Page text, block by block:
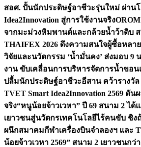
สอศ. ปั้นนักประดิษฐ์อาชีวะรุ่นใหม่ ผ่าน
Idea2Innovation สู่การใช้งานจริง
จากมะม่วงหิมพานต์และกล้วยน้ำว้าดิบ
THAIFEX 2026 ดึงความสนใจผู้ซื้อหลา
วิจัยและนวัตกรรม ‘น้ำมั่นคง’ ส่งมอบ 9
งาน ขับเคลื่อนการบริหารจัดการน้ำขอ
ปลื้มนักประดิษฐ์อาชีวะอีสาน คว้ารางวัล
TVET Smart Idea2Innovation 2569 ดัน
จริง“หนูน้อยจ้าวเวหา” ปี 69 สนาม 2 ไ
เยาวชนสู่นวัตกรเทคโนโลยีไร้คนขับ ชิง
ผนึกสมาคมกีฬาเครื่องบินจำลองฯ และ
น้อยจ้าวเวหา 2569” สนาม 2 เยาวชนกว่